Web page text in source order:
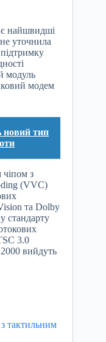
найшвидші
не уточнила
модуль
модем
тип
з
(VVC)
та Dolby
стандарту
3.0
вийдуть
тактильним